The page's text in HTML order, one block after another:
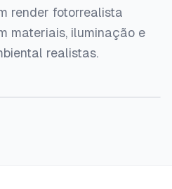
render fotorrealista
materiais, iluminação e
realistas.